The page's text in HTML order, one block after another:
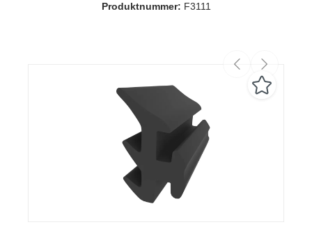
Produktnummer: F3111